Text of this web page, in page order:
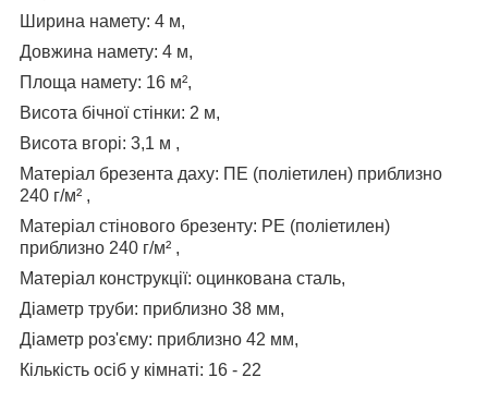
Ширина намету: 4 м,
Довжина намету: 4 м,
Площа намету: 16 м²,
Висота бічної стінки: 2 м,
Висота вгорі: 3,1 м ,
Матеріал брезента даху: ПЕ (поліетилен) приблизно
240 г/м² ,
Матеріал стінового брезенту: PE (поліетилен)
приблизно 240 г/м² ,
Матеріал конструкції: оцинкована сталь,
Діаметр труби: приблизно 38 мм,
Діаметр роз'єму: приблизно 42 мм,
Кількість осіб у кімнаті: 16 - 22